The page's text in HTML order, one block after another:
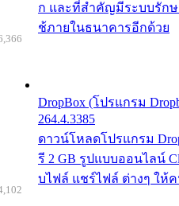
ก และที่สำคัญมีระบบรัก
ช้ภายในธนาคารอีกด้วย
DropBox (โปรแกรม
264.4.3385
ดาวน์โหลดโปรแกรม
รี 2 GB รูปแบบออนไลน์
บไฟล์ แชร์ไฟล์ ต่างๆ ให้